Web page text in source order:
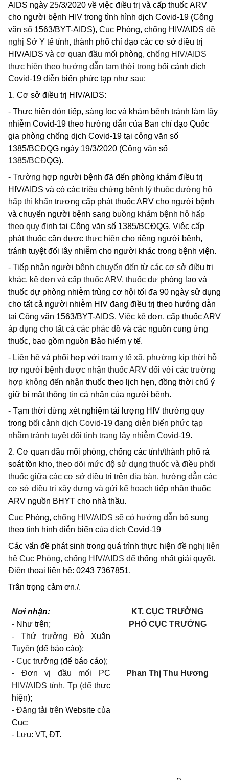
AIDS ngày 25/3/2020 về việc điều trị và cấp thuốc ARV
cho người bệnh HIV trong tình hình dịch Covid-19 (Công
văn số 1563/BYT-AIDS), Cục Phòng, chống HIV/AIDS đề
nghị Sở Y tế tỉnh, thành phố chỉ đạo các cơ sở điều trị
H IV/AIDS và cơ quan đầu mối phòng, chống HIV/AIDS
thực hiện theo hướng dẫn tạm thời trong bối cảnh dịch
Covid-19 diễn biến phức tạp như sau:
1. Cơ sở điều trị HIV/AIDS:
- Thực hiện đón tiếp, sàng lọc và khám bệnh tránh làm lây
nhiễm Covid-19 theo hướng dẫn của Ban chỉ đạo Quốc
gia phòng chống dịch Covid-19 tại công văn số
1385/BCĐQG ngày 19/3/2020 (Công văn số
1385/BCĐQG).
- Trường hợp người bệnh đã đến phòng khám điều trị
HIV/AIDS và có các triệu chứng bệnh lý thuộc đường hô
hấp thì khẩn trương cấp phát thuốc ARV cho người bệnh
và chuyển người bệnh sang buồng khám bệnh hô hấp
theo quy định tại Công văn số 1385/BCĐQG. Việc cấp
phát thuốc cần được thực hiện cho riêng người bệnh,
tránh tuyệt đối lây nhiễm cho người khác trong bệnh viện.
- Tiếp nhận người bệnh chuyển đến từ các cơ sở điều trị
khác, kê đơn và cấp thuốc ARV, thuốc dự phòng lao và
thuốc dự phòng nhiễm trùng cơ hội tối đa 90 ngày sử dụng
cho tất cả người nhiễm HIV đang điều trị theo hướng dẫn
tại Công văn 1563/BYT-AIDS. Việc kê đơn, cấp thuốc ARV
áp dụng cho tất cả các phác đồ và các nguồn cung ứng
thuốc, bao gồm nguồn Bảo hiểm y tế.
- Liên hệ và phối hợp với trạm y tế xã, phường kịp thời hỗ
trợ người bệnh được nhận thuốc ARV đối với các trường
hợp không đến nhận thuốc theo lịch hẹn, đồng thời chú ý
giữ bí mật thông tin cá nhân của người bệnh.
- Tạm thời dừng xét nghiệm tải lượng HIV thường quy
trong bối cảnh dịch Covid-19 đang diễn biến phức tạp
nhằm tránh tuyệt đối tình trạng lây nhiễm Covid-19.
2. Cơ quan đầu mối phòng, chống các tỉnh/thành phố rà
soát tồn kho, theo dõi mức độ sử dụng thuốc và điều phối
thuốc giữa các cơ sở điều trị trên địa bàn, hướng dẫn các
cơ sở điều trị xây dựng và gửi kế hoạch tiếp nhận thuốc
ARV nguồn BHYT cho nhà thầu.
Cục Phòng, chổng HIV/AIDS sẽ có hướng dẫn bổ sung
theo tình hình diễn biến của dịch Covid-19
Các vẩn đề phát sinh trong quá trình thực hiện đề nghị liên
hệ Cục Phòng, chống HI V/A DS để thống nhất giải quyết.
Điện thoại liên hệ: 0243 7367851.
Trân trọng cảm ơn./.
Nơi nhận:
- Như trên;
- Thứ trưởng Đỗ Xuân
Tuyên (để báo cáo);
- Cục trưởng (để báo cáo);
- Đơn vị đầu mối
PC
HIV/AIDS tỉnh, Tp (đểthực
hiện);
- Đăng tải trên Website của
Cục;
- Lưu: VT, ĐT.
KT. CỤC TRƯỞNG
PHÓ CỤC TRƯỞNG
Phan Thị Thu Hương